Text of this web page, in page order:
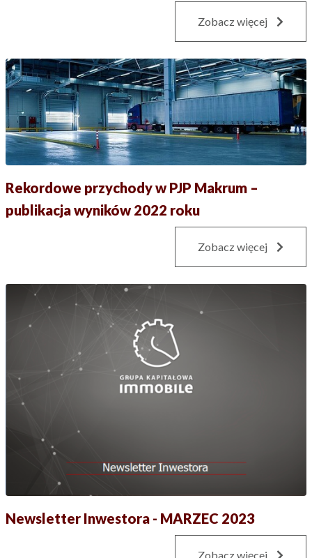
Zobacz więcej
Rekordowe przychody w PJP Makrum –
publikacja wyników 2022 roku
Zobacz więcej
Newsletter Inwestora - MARZEC 2023
Zobacz więcej